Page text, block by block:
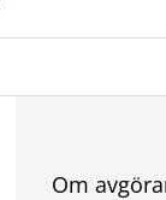
Om